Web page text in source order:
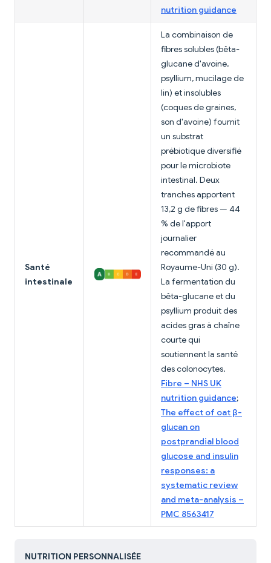
nutrition guidance
Santé
intestinale
La combinaison de
fibres solubles (bêta-
glucane d'avoine,
psyllium, mucilage de
lin) et insolubles
(coques de graines,
son d'avoine) fournit
un substrat
prébiotique diversifié
pour le microbiote
intestinal. Deux
tranches apportent
13,2 g de fibres — 44
% de l'apport
journalier
recommandé au
Royaume-Uni (30 g).
La fermentation du
bêta-glucane et du
psyllium produit des
acides gras à chaîne
courte qui
soutiennent la santé
des colonocytes.
Fibre – NHS UK
nutrition guidance;
The effect of oat β-
glucan on
postprandial blood
glucose and insulin
responses: a
systematic review
and meta-analysis –
PMC 8563417
NUTRITION PERSONNALISÉE